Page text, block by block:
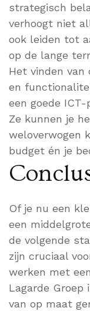
strategisch
verhoogt niet
ook leiden tot
op de lange
Het vinden
en
een goede
Ze kunnen je
weloverwogen
budget én je
Of je nu een
een
de volgende
zijn cruciaal
werken met
Lagarde Groep
van op maat